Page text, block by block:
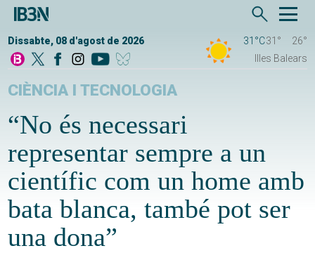
Dissabte, 08 d'agost de 2026 31°C31°
26°
Illes Balears
CIÈNCIA I TECNOLOGIA
“No és necessari
representar sempre a un
científic com un home amb
bata blanca, també pot ser
una dona”